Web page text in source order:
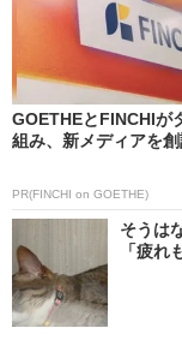
GOETHEとFINCHIが
組み、新メディアを
PR(FINCHI on GOETHE)
そうは
「疲れ